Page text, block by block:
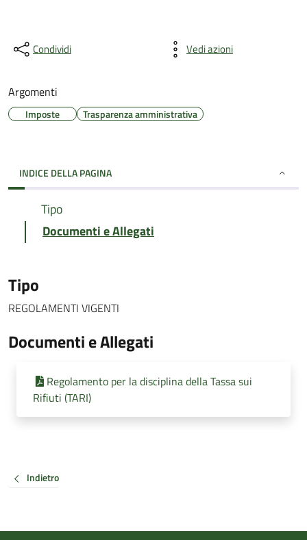
Condividi Vedi azioni
Argomenti
Imposte Trasparenza amministrativa
INDICE DELLA PAGINA
Tipo
Documenti e Allegati
Tipo
REGOLAMENTI VIGENTI
Documenti e Allegati
Regolamento per la disciplina della Tassa sui
Rifiuti (TARI)
Indietro